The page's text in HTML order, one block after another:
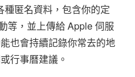
匿名資料，包含你的定
等，並上傳給 Apple 伺服
也會持續記錄你常去的地
行事曆建議。